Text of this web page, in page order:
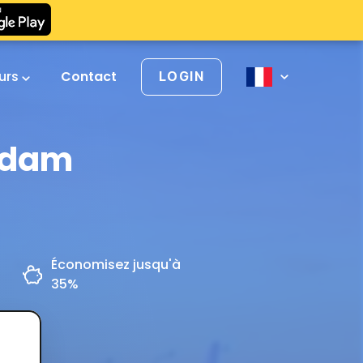
Contact LOGIN
Économisez jusqu'à
35%